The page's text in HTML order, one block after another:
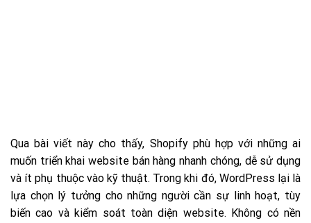
Qua bài viết này cho thấy, Shopify phù hợp với những ai
muốn triển khai website bán hàng nhanh chóng, dễ sử dụng
và ít phụ thuộc vào kỹ thuật. Trong khi đó, WordPress lại là
lựa chọn lý tưởng cho những người cần sự linh hoạt, tùy
biến cao và kiểm soát toàn diện website. Không có nền